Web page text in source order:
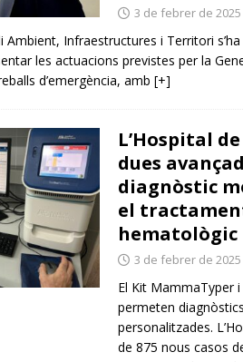
3 de febrer de 2025
Ambient, Infraestructures i Territori
les actuacions previstes per la
d’emergència, amb [+]
L’Hospital
dues
diagnòstic
el
hematològic
3 de febrer de 2025
El Kit MammaTyper
permeten
personalitzades.
de 875 nous casos